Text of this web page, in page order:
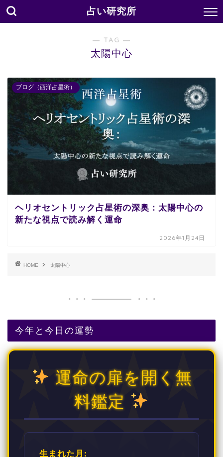
占い研究所
― TAG ―
太陽中心
ブログ（西洋占星術）
ヘリオセントリック占星術の深奥：太陽中心の
新たな視点で読み解く運命
2026年1月24日
HOME 太陽中心
今年と今日の運勢
運命の扉を開く無
料鑑定
生まれた月: